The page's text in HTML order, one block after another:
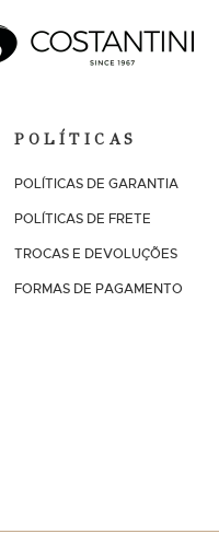
POLÍTICAS
POLÍTICAS DE GARANTIA
POLÍTICAS DE FRETE
TROCAS E DEVOLUÇÕES
FORMAS DE PAGAMENTO